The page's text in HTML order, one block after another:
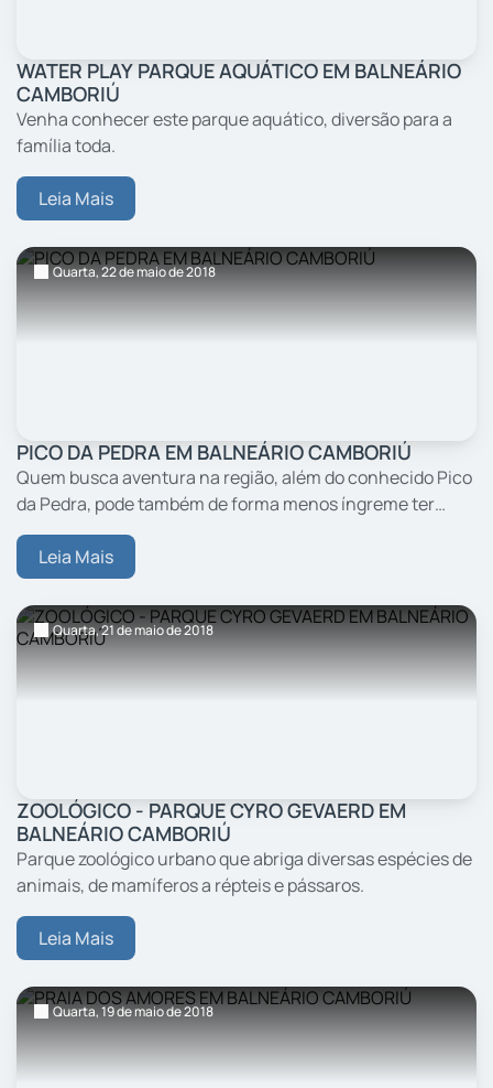
WATER PLAY PARQUE AQUÁTICO EM BALNEÁRIO
CAMBORIÚ
Venha conhecer este parque aquático, diversão para a
família toda.
Leia Mais
Quarta,22de maiode 2018
PICO DA PEDRA EM BALNEÁRIO CAMBORIÚ
Quem busca aventura na região, além do conhecido Pico
da Pedra, pode também de forma menos íngreme ter
outra perspectiva de Balneário Camboriú. Além dos
conhecidos visuais no mirante do Parque Unipraias e o...
Leia Mais
Quarta,21de maiode 2018
ZOOLÓGICO - PARQUE CYRO GEVAERD EM
BALNEÁRIO CAMBORIÚ
Parque zoológico urbano que abriga diversas espécies de
animais, de mamíferos a répteis e pássaros.
Leia Mais
Quarta,19de maiode 2018